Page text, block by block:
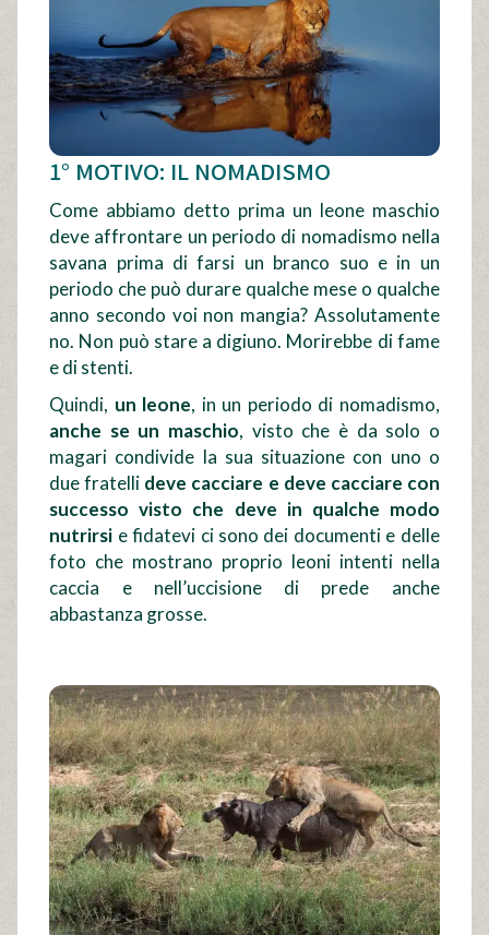
1° MOTIVO: IL NOMADISMO
Come abbiamo detto prima un leone maschio
deve affrontare un periodo di nomadismo nella
savana prima di farsi un branco suo e in un
periodo che può durare qualche mese o qualche
anno secondo voi non mangia? Assolutamente
no. Non può stare a digiuno. Morirebbe di fame
e di stenti.
Quindi, un leone, in un periodo di nomadismo,
anche se un maschio, visto che è da solo o
magari condivide la sua situazione con uno o
due fratelli deve cacciare e deve cacciare con
successo visto che deve in qualche modo
nutrirsi e fidatevi ci sono dei documenti e delle
foto che mostrano proprio leoni intenti nella
caccia e nell’uccisione di prede anche
abbastanza grosse.